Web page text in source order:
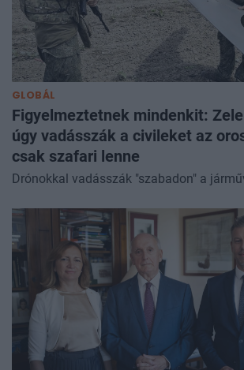
GLOBÁL
Figyelmeztetnek mindenkit:
úgy vadásszák a civileket az
csak szafari lenne
Drónokkal vadásszák "szabadon" a